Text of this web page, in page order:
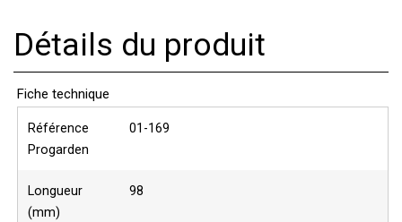
Détails du produit
Fiche technique
Référence
Progarden
01-169
Longueur
(mm)
98